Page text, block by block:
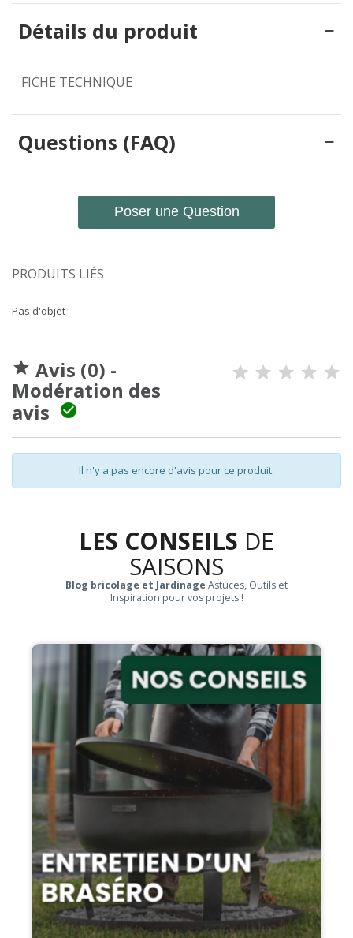
Détails du produit
FICHE TECHNIQUE
Questions (FAQ)
Poser une Question
PRODUITS LIÉS
Pas d'objet
 Avis (0) -
Modération des
avis

Il n'y a pas encore d'avis pour ce produit.
LES CONSEILS DE
SAISONS
Blog bricolage et Jardinage Astuces, Outils et
Inspiration pour vos projets !